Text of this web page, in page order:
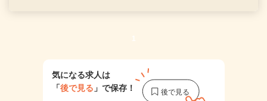
1
気になる求人は
「後で見る 」で保存！